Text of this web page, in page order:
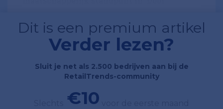
Dit is een premium artikel
Verder lezen?
Sluit je net als 2.500 bedrijven aan bij de
RetailTrends-community
€10